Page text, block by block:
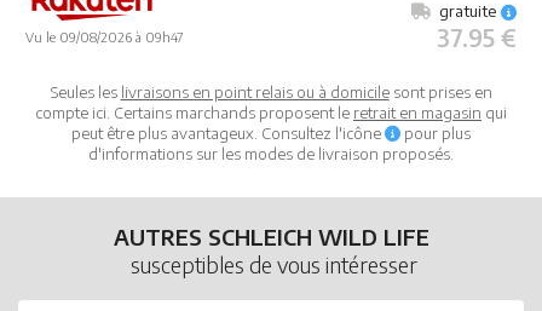
Vu le 09/08/2026 à 09h47 37.95 €
gratuite
Seules les livraisons en point relais ou à domicilesont prises en
compte ici. Certains marchands proposent le retrait en magasin qui
peut être plus avantageux. Consultez l'icône
pour plus
d'informations sur les modes de livraison proposés.
AUTRES SCHLEICH WILD LIFE
susceptibles de vous intéresser